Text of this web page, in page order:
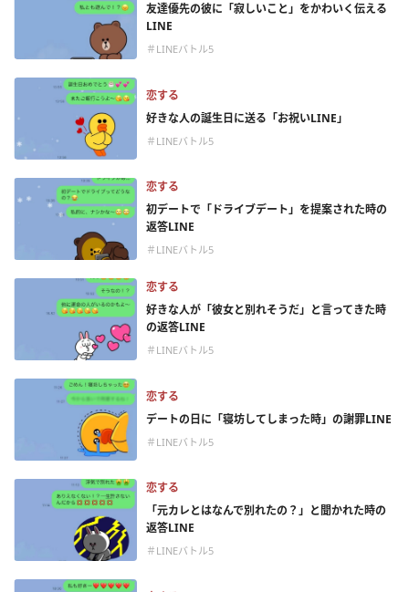
友達優先の彼に「寂しいこと」をかわいく伝える
LINE
＃LINEバトル5
恋する
好きな人の誕生日に送る「お祝いLINE」
＃LINEバトル5
恋する
初デートで「ドライブデート」を提案された時の
返答LINE
＃LINEバトル5
恋する
好きな人が「彼女と別れそうだ」と言ってきた時
の返答LINE
＃LINEバトル5
恋する
デートの日に「寝坊してしまった時」の謝罪LINE
＃LINEバトル5
恋する
「元カレとはなんで別れたの？」と聞かれた時の
返答LINE
＃LINEバトル5